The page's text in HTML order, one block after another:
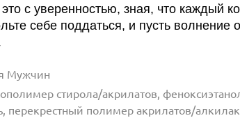
с уверенностью, зная, что каждый
себе поддаться, и пусть волнение
Мужчин
стирола/акрилатов,
перекрестный полимер акрилатов/